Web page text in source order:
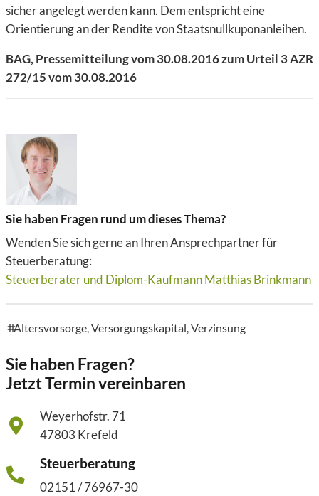
sicher angelegt werden kann. Dem entspricht eine
Orientierung an der Rendite von Staatsnullkuponanleihen.
BAG, Pressemitteilung vom 30.08.2016 zum Urteil 3 AZR
272/15 vom 30.08.2016
Sie haben Fragen rund um dieses Thema?
Wenden Sie sich gerne an Ihren Ansprechpartner für
Steuerberatung:
Steuerberater und Diplom-Kaufmann Matthias Brinkmann
tags
Altersvorsorge,Versorgungskapital,Verzinsung
Sie haben Fragen?
Jetzt Termin vereinbaren
Weyerhofstr. 71
47803 Krefeld
Steuerberatung
02151 / 76967-30